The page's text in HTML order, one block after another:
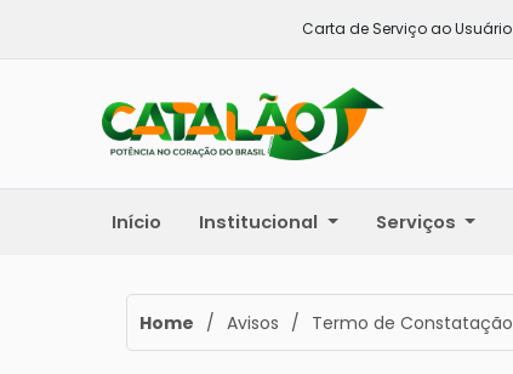
Carta de Serviço ao Usuário
Início Institucional Serviços
Home / Avisos / Termo de Constatação